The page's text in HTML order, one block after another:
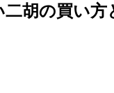
胡の買い方